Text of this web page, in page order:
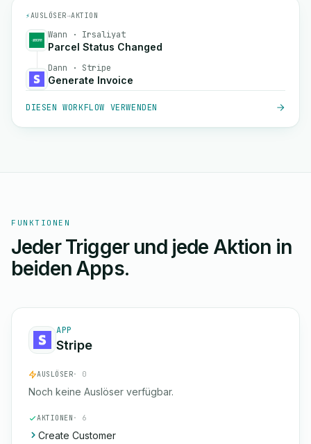
⚡AUSLÖSER→AKTION
Wann · Irsaliyat
Parcel Status Changed
Dann · Stripe
Generate Invoice
DIESEN WORKFLOW VERWENDEN
FUNKTIONEN
Jeder Trigger und jede Aktion in
beiden Apps.
APP
Stripe
AUSLÖSER· 0
Noch keine Auslöser verfügbar.
AKTIONEN · 6
Create Customer